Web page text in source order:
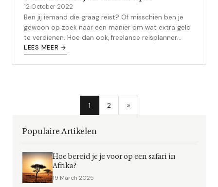
12 October 2022
Ben jij iemand die graag reist? Of misschien ben je
gewoon op zoek naar een manier om wat extra geld
te verdienen. Hoe dan ook, freelance reisplanner
worden is misschien wel het pe...
LEES MEER →
1 2 »
Populaire Artikelen
Hoe bereid je je voor op een safari in
Afrika?
19 March 2025